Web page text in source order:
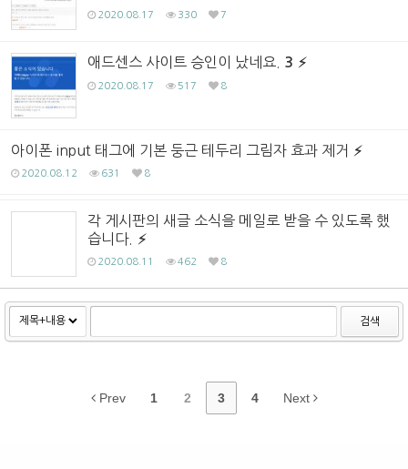
2020.08.17 330 7
애드센스 사이트 승인이 났네요. 3
2020.08.17 517 8
아이폰 input 태그에 기본 둥근 테두리 그림자 효과 제거
2020.08.12 631 8
각 게시판의 새글 소식을 메일로 받을 수 있도록 했
습니다.
2020.08.11 462 8
검색
Prev 1 2 3 4 Next